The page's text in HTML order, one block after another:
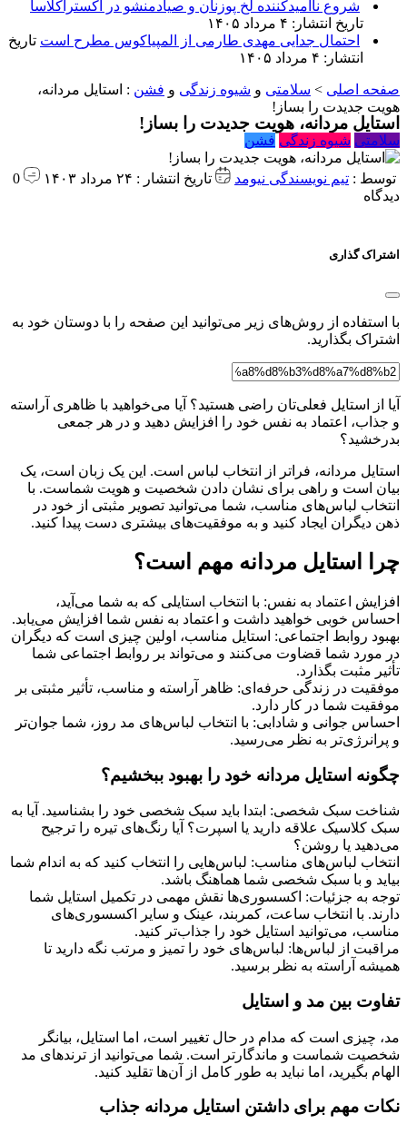
شروع ناامیدکننده لخ پوزنان و صیادمنشو در اکستراکلاسا
تاریخ انتشار: ۴ مرداد ۱۴۰۵
احتمال جدایی مهدی طارمی از المپیاکوس مطرح است تاریخ
انتشار: ۴ مرداد ۱۴۰۵
صفحه اصلی > سلامتی و شیوه زندگی و فشن : استایل مردانه،
هویت جدیدت را بساز!
استایل مردانه، هویت جدیدت را بساز!
سلامتی شیوه زندگی فشن
توسط : تیم نویسندگی نیومد تاریخ انتشار : ۲۴ مرداد ۱۴۰۳
0
دیدگاه
اشتراک گذاری
با استفاده از روش‌های زیر می‌توانید این صفحه را با دوستان خود به
اشتراک بگذارید.
آیا از استایل فعلی‌تان راضی هستید؟ آیا می‌خواهید با ظاهری آراسته
و جذاب، اعتماد به نفس خود را افزایش دهید و در هر جمعی
بدرخشید؟
استایل مردانه، فراتر از انتخاب لباس است. این یک زبان است، یک
بیان است و راهی برای نشان دادن شخصیت و هویت شماست. با
انتخاب لباس‌های مناسب، شما می‌توانید تصویر مثبتی از خود در
ذهن دیگران ایجاد کنید و به موفقیت‌های بیشتری دست پیدا کنید.
چرا استایل مردانه مهم است؟
افزایش اعتماد به نفس: با انتخاب استایلی که به شما می‌آید،
احساس خوبی خواهید داشت و اعتماد به نفس شما افزایش می‌یابد.
بهبود روابط اجتماعی: استایل مناسب، اولین چیزی است که دیگران
در مورد شما قضاوت می‌کنند و می‌تواند بر روابط اجتماعی شما
تأثیر مثبت بگذارد.
موفقیت در زندگی حرفه‌ای: ظاهر آراسته و مناسب، تأثیر مثبتی بر
موفقیت شما در کار دارد.
احساس جوانی و شادابی: با انتخاب لباس‌های مد روز، شما جوان‌تر
و پرانرژی‌تر به نظر می‌رسید.
چگونه استایل مردانه خود را بهبود ببخشیم؟
شناخت سبک شخصی: ابتدا باید سبک شخصی خود را بشناسید. آیا به
سبک کلاسیک علاقه دارید یا اسپرت؟ آیا رنگ‌های تیره را ترجیح
می‌دهید یا روشن؟
انتخاب لباس‌های مناسب: لباس‌هایی را انتخاب کنید که به اندام شما
بیاید و با سبک شخصی شما هماهنگ باشد.
توجه به جزئیات: اکسسوری‌ها نقش مهمی در تکمیل استایل شما
دارند. با انتخاب ساعت، کمربند، عینک و سایر اکسسوری‌های
مناسب، می‌توانید استایل خود را جذاب‌تر کنید.
مراقبت از لباس‌ها: لباس‌های خود را تمیز و مرتب نگه دارید تا
همیشه آراسته به نظر برسید.
تفاوت بین مد و استایل
مد، چیزی است که مدام در حال تغییر است، اما استایل، بیانگر
شخصیت شماست و ماندگارتر است. شما می‌توانید از ترندهای مد
الهام بگیرید، اما نباید به طور کامل از آن‌ها تقلید کنید.
نکات مهم برای داشتن استایل مردانه جذاب